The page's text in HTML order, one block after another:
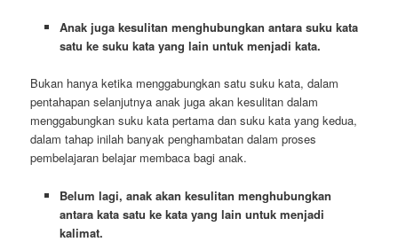
Anak juga kesulitan menghubungkan antara suku kata
satu ke suku kata yang lain untuk menjadi kata.
Bukan hanya ketika menggabungkan satu suku kata, dalam
pentahapan selanjutnya anak juga akan kesulitan dalam
menggabungkan suku kata pertama dan suku kata yang kedua,
dalam tahap inilah banyak penghambatan dalam proses
pembelajaran belajar membaca bagi anak.
Belum lagi, anak akan kesulitan menghubungkan
antara kata satu ke kata yang lain untuk menjadi
kalimat.